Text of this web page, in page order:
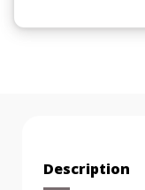
Description